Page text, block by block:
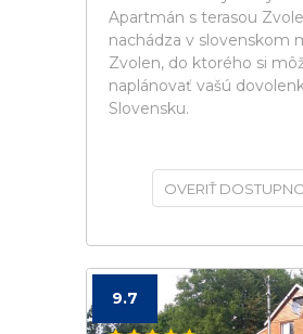
Apartmán s terasou
nachádza v slovenskom
Zvolen, do ktorého si
naplánovať vašú
Slovensku.
OVERIŤ
9.7